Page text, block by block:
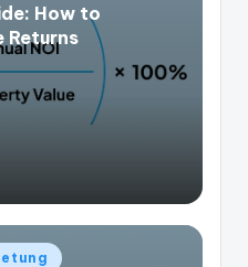
How to
Returns